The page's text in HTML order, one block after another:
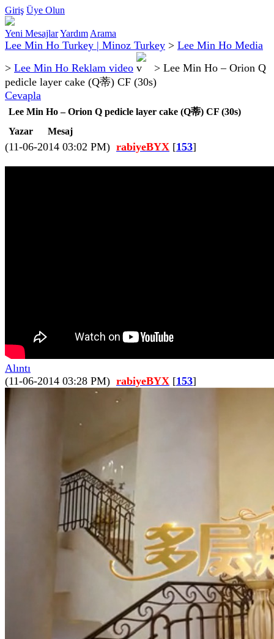
Giriş Üye Olun
Yeni MesajlarYardım Arama
Lee Min Ho Turkey | Minoz Turkey > Lee Min Ho Media
> Lee Min Ho Reklam video > Lee Min Ho – Orion Q
pedicle layer cake (Q蒂) CF (30s)
Cevapla
Lee Min Ho – Orion Q pedicle layer cake (Q蒂) CF (30s)
Yazar
Mesaj
(11-06-2014 03:02 PM) rabiyeBYX [153]
Alıntı
(11-06-2014 03:28 PM) rabiyeBYX [153]